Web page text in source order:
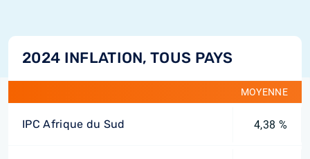
2024 INFLATION, TOUS PAYS
MOYENNE
IPC Afrique du Sud 4,38 %